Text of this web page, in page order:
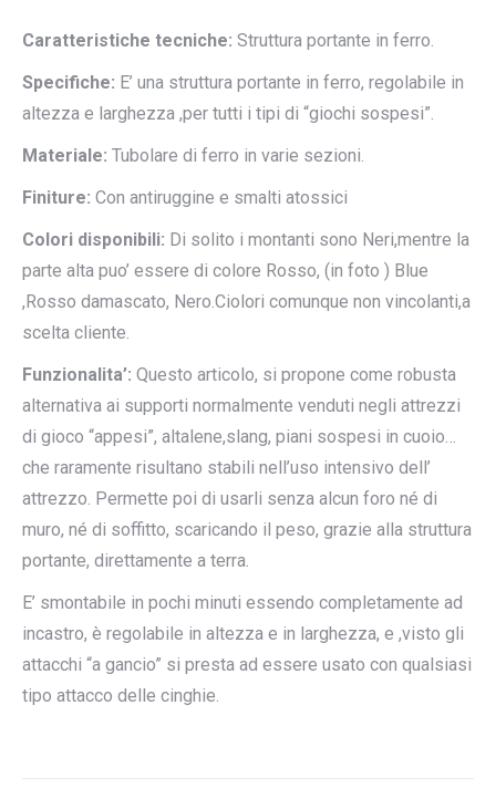
Caratteristiche tecniche: Struttura portante in ferro.
Specifiche: E’ una struttura portante in ferro, regolabile in
altezza e larghezza ,per tutti i tipi di “giochi sospesi”.
Materiale: Tubolare di ferro in varie sezioni.
Finiture: Con antiruggine e smalti atossici
Colori disponibili: Di solito i montanti sono Neri,mentre la
parte alta puo’ essere di colore Rosso, (in foto ) Blue
,Rosso damascato, Nero.Ciolori comunque non vincolanti,a
scelta cliente.
Funzionalita’: Questo articolo, si propone come robusta
alternativa ai supporti normalmente venduti negli attrezzi
di gioco “appesi”, altalene,slang, piani sospesi in cuoio…
che raramente risultano stabili nell’uso intensivo dell’
attrezzo. Permette poi di usarli senza alcun foro né di
muro, né di soffitto, scaricando il peso, grazie alla struttura
portante, direttamente a terra.
E’ smontabile in pochi minuti essendo completamente ad
incastro, è regolabile in altezza e in larghezza, e ,visto gli
attacchi “a gancio” si presta ad essere usato con qualsiasi
tipo attacco delle cinghie.